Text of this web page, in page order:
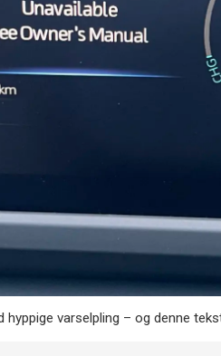
varselpling – og denne